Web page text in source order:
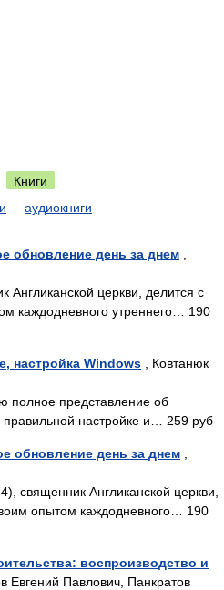
Книги
аудиокниги
обновление день за днем
Англиканской церкви, делится с
каждодневного утреннего… 190
настройка Windows , Ковтанюк
полное представление об
настройке и… 259 руб
обновление день за днем
священник Англиканской церкви,
опытом каждодневного… 190
воспроизводство и
Евгений Павлович, Панкратов